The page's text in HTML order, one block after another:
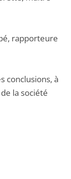
rapporteure
conclusions, à
la société